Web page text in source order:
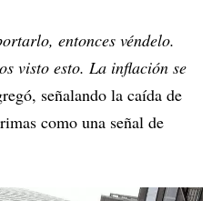
entonces véndelo.
visto esto. La inflación se
señalando la caída de
como una señal de